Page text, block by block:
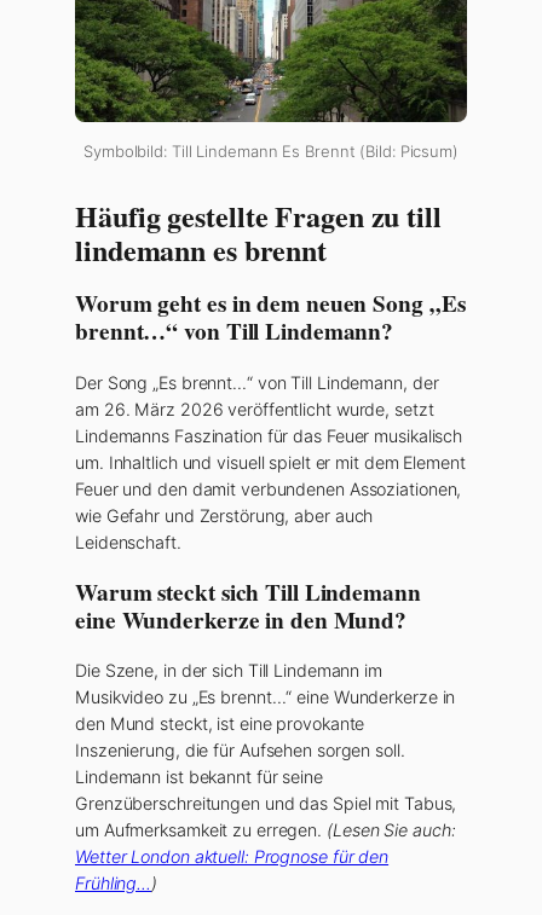
Symbolbild: Till Lindemann Es Brennt (Bild: Picsum)
Häufig gestellte Fragen zu till
lindemann es brennt
Worum geht es in dem neuen Song „Es
brennt…“ von Till Lindemann?
Der Song „Es brennt…“ von Till Lindemann, der
am 26. März 2026 veröffentlicht wurde, setzt
Lindemanns Faszination für das Feuer musikalisch
um. Inhaltlich und visuell spielt er mit dem Element
Feuer und den damit verbundenen Assoziationen,
wie Gefahr und Zerstörung, aber auch
Leidenschaft.
Warum steckt sich Till Lindemann
eine Wunderkerze in den Mund?
Die Szene, in der sich Till Lindemann im
Musikvideo zu „Es brennt…“ eine Wunderkerze in
den Mund steckt, ist eine provokante
Inszenierung, die für Aufsehen sorgen soll.
Lindemann ist bekannt für seine
Grenzüberschreitungen und das Spiel mit Tabus,
um Aufmerksamkeit zu erregen. (Lesen Sie auch:
Wetter London aktuell: Prognose für den
Frühling…)